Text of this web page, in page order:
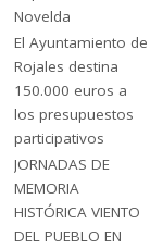
Novelda
El Ayuntamiento de
Rojales destina
150.000 euros a
los presupuestos
participativos
JORNADAS DE
MEMORIA
HISTÓRICA VIENTO
DEL PUEBLO EN